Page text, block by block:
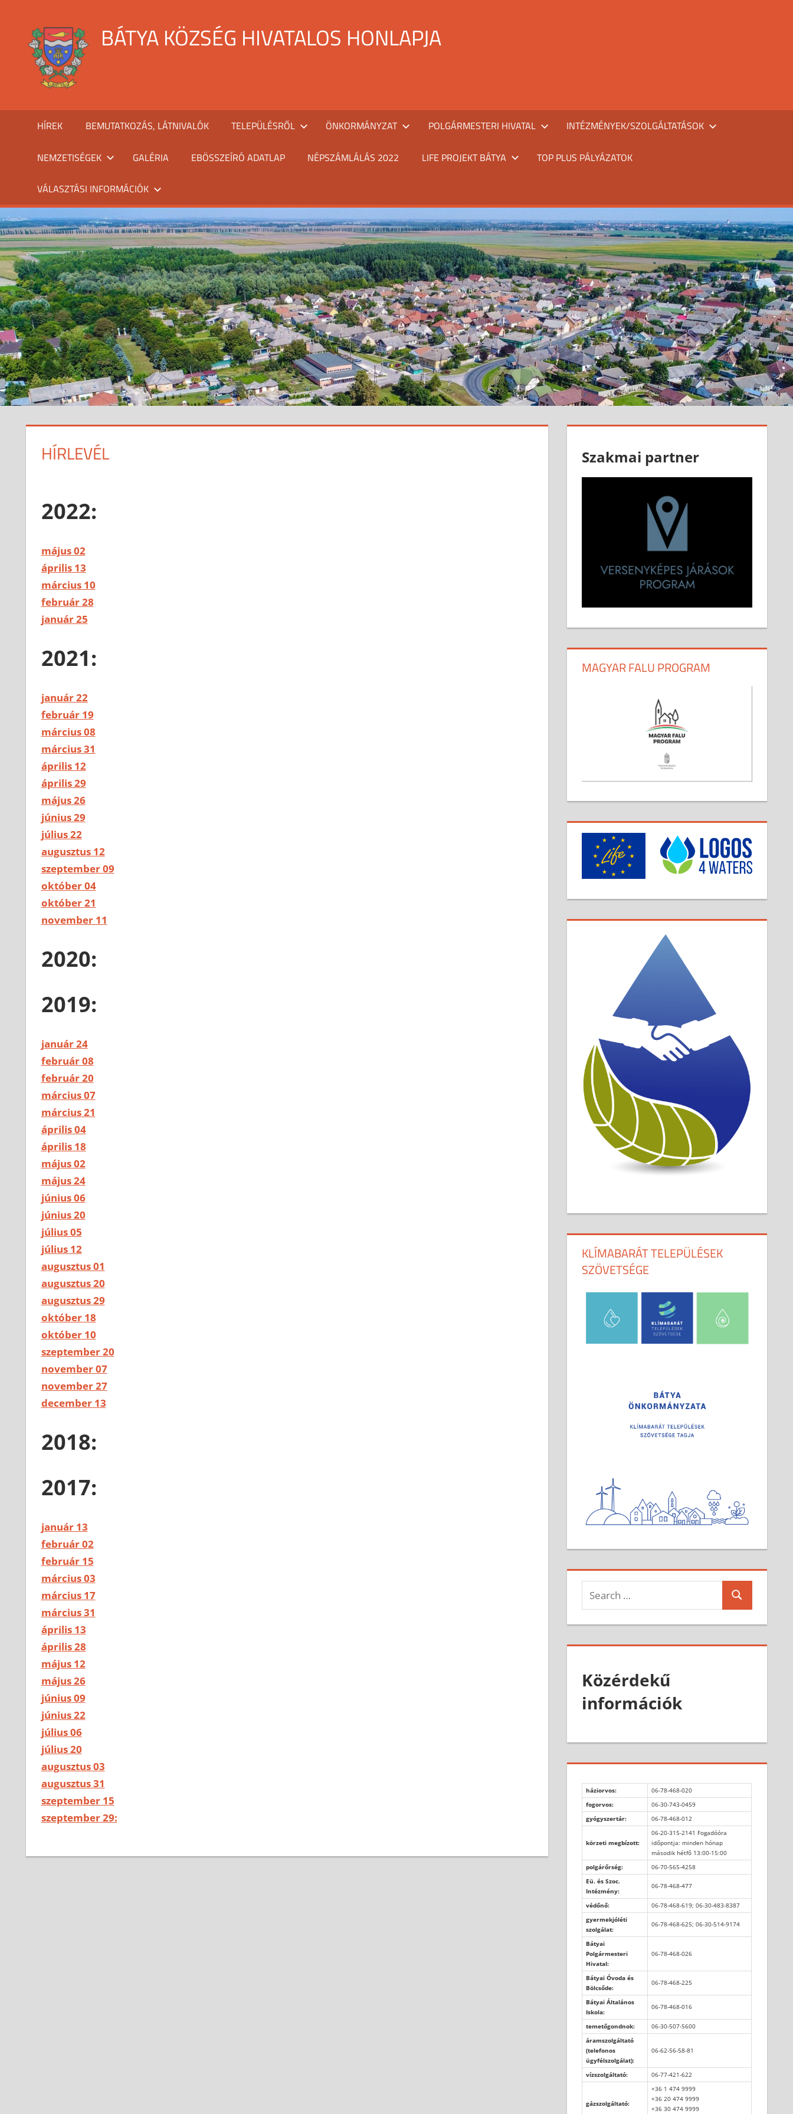
content
BÁTYA KÖZSÉG HIVATALOS HONLAPJA
HÍREK BEMUTATKOZÁS, LÁTNIVALÓK TELEPÜLÉSRŐL ÖNKORMÁNYZAT POLGÁRMESTERI HIVATAL INTÉZMÉNYEK/SZOLGÁLTATÁSOK
NEMZETISÉGEK GALÉRIA EBÖSSZEÍRÓ ADATLAP NÉPSZÁMLÁLÁS 2022 LIFE PROJEKT BÁTYA TOP PLUS PÁLYÁZATOK
VÁLASZTÁSI INFORMÁCIÓK
HÍRLEVÉL
2022:
május 02
április 13
március 10
február 28
január 25
2021:
január 22
február 19
március 08
március 31
április 12
április 29
május 26
június 29
július 22
augusztus 12
szeptember 09
október 04
október 21
november 11
2020:
2019:
január 24
február 08
február 20
március 07
március 21
április 04
április 18
május 02
május 24
június 06
június 20
július 05
július 12
augusztus 01
augusztus 20
augusztus 29
október 18
október 10
szeptember 20
november 07
november 27
december 13
2018:
2017:
január 13
február 02
február 15
március 03
március 17
március 31
április 13
április 28
május 12
május 26
június 09
június 22
július 06
július 20
augusztus 03
augusztus 31
szeptember 15
szeptember 29:
Szakmai partner
MAGYAR FALU PROGRAM
KLÍMABARÁT TELEPÜLÉSEK
SZÖVETSÉGE
Search
for:
Search
Közérdekű
információk
háziorvos:
06-78-468-020
fogorvos:
06-30-743-0459
gyógyszertár:
06-78-468-012
körzeti megbízott:
06-20-315-2141 Fogadóóra
időpontja: minden hónap
második hétfő 13:00-15:00
polgárőrség:
06-70-565-4258
Eü. és Szoc.
Intézmény:
06-78-468-477
védőnő:
06-78-468-619; 06-30-483-8387
gyermekjóléti
szolgálat:
06-78-468-625; 06-30-514-9174
Bátyai
Polgármesteri
Hivatal:
06-78-468-026
Bátyai Óvoda és
Bölcsőde:
06-78-468-225
Bátyai Általános
Iskola:
06-78-468-016
temetőgondnok:
06-30-507-5600
áramszolgáltató
(telefonos
ügyfélszolgálat):
06-62-56-58-81
vízszolgáltató: 06-77-421-622
gázszolgáltató:
+36 1 474 9999
+36 20 474 9999
+36 30 474 9999